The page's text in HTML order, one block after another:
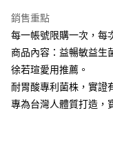
台新國際商業銀行
台灣樂天信用卡公司
元大商業銀行
玉山商業銀行
台灣樂天信用卡公司
Google Pay
ATM付款
運送方式
銷售重點
每一帳號限購一次，每
商品內容：益暢敏益生
徐若瑄愛用推薦。
耐胃酸專利菌株，實證
專為台灣人體質打造，